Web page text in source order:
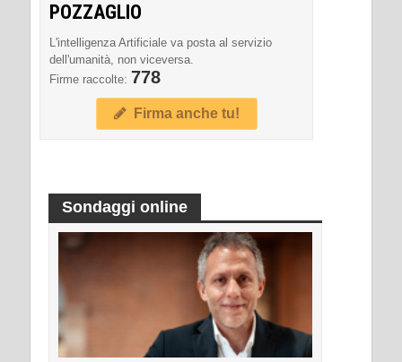
POZZAGLIO
L'intelligenza Artificiale va posta al servizio
dell'umanità, non viceversa.
Firme raccolte: 778
Firma anche tu!
Sondaggi online